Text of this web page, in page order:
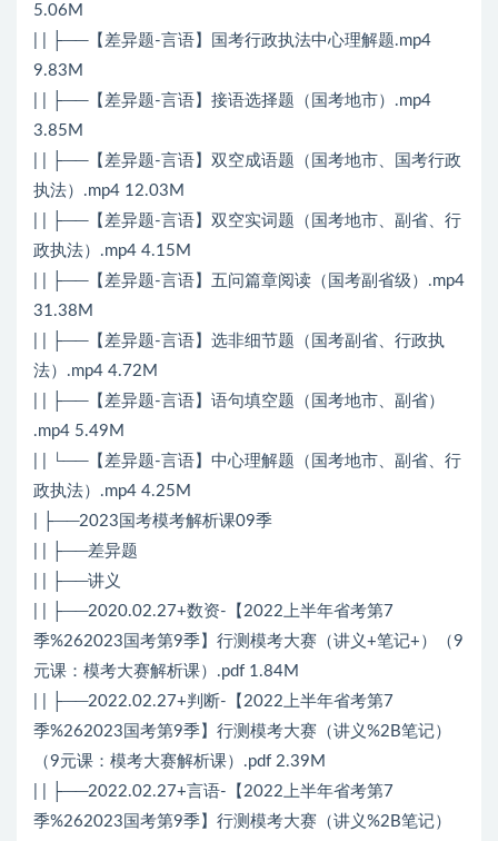
5.06M
| | ├──【差异题-言语】国考行政执法中心理解题.mp4
9.83M
| | ├──【差异题-言语】接语选择题（国考地市）.mp4
3.85M
| | ├──【差异题-言语】双空成语题（国考地市、国考行政
执法）.mp4 12.03M
| | ├──【差异题-言语】双空实词题（国考地市、副省、行
政执法）.mp4 4.15M
| | ├──【差异题-言语】五问篇章阅读（国考副省级）.mp4
31.38M
| | ├──【差异题-言语】选非细节题（国考副省、行政执
法）.mp4 4.72M
| | ├──【差异题-言语】语句填空题（国考地市、副省）
.mp4 5.49M
| | └──【差异题-言语】中心理解题（国考地市、副省、行
政执法）.mp4 4.25M
| ├──2023国考模考解析课09季
| | ├──差异题
| | ├──讲义
| | ├──2020.02.27+数资-【2022上半年省考第7
季%262023国考第9季】行测模考大赛（讲义+笔记+）（9
元课：模考大赛解析课）.pdf 1.84M
| | ├──2022.02.27+判断-【2022上半年省考第7
季%262023国考第9季】行测模考大赛（讲义%2B笔记）
（9元课：模考大赛解析课）.pdf 2.39M
| | ├──2022.02.27+言语-【2022上半年省考第7
季%262023国考第9季】行测模考大赛（讲义%2B笔记）